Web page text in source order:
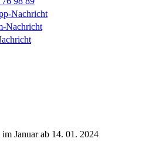
Nachricht
Nachricht
Januar ab 14. 01. 2024